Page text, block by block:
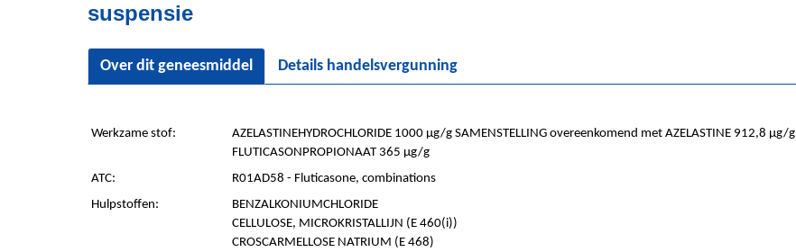
suspensie
Over dit geneesmiddel Details handelsvergunning
Werkzame stof:
AZELASTINEHYDROCHLORIDE 1000 µg/g SAMENSTELLING overeenkomend met AZELASTINE 912,8 µg/g
FLUTICASONPROPIONAAT 365 µg/g
ATC:
R01AD58 - Fluticasone, combinations
Hulpstoffen:
BENZALKONIUMCHLORIDE
CELLULOSE, MICROKRISTALLIJN (E 460(i))
CROSCARMELLOSE NATRIUM (E 468)